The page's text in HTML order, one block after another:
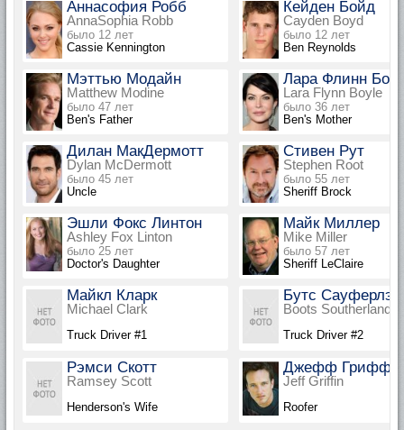
Аннасофия Робб
AnnaSophia Robb
было 12 лет
Cassie Kennington
Кейден Бойд
Cayden Boyd
было 12 лет
Ben Reynolds
Мэттью Модайн
Matthew Modine
было 47 лет
Ben's Father
Лара Флинн
Lara Flynn Boyle
было 36 лет
Ben's Mother
Дилан МакДермотт
Dylan McDermott
было 45 лет
Uncle
Стивен Рут
Stephen Root
было 55 лет
Sheriff Brock
Эшли Фокс Линтон
Ashley Fox Linton
было 25 лет
Doctor's Daughter
Майк Миллер
Mike Miller
было 57 лет
Sheriff LeClaire
Майкл Кларк
Michael Clark
Truck Driver #1
Бутс
Boots Southerland
Truck Driver #2
Рэмси Скотт
Ramsey Scott
Henderson's Wife
Джефф
Jeff Griffin
Roofer